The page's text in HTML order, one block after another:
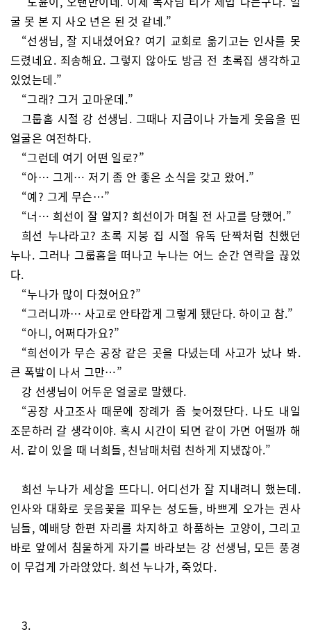
굴 못 본 지 사오 년은 된 것 같네.”
“선생님, 잘 지내셨어요? 여기 교회로 옮기고는 인사를 못
드렸네요. 죄송해요. 그렇지 않아도 방금 전 초록집 생각하고
있었는데.”
“그래? 그거 고마운데.”
그룹홈 시절 강 선생님. 그때나 지금이나 가늘게 웃음을 띤
얼굴은 여전하다.
“그런데 여기 어떤 일로?”
“아… 그게… 저기 좀 안 좋은 소식을 갖고 왔어.”
“예? 그게 무슨…”
“너… 희선이 잘 알지? 희선이가 며칠 전 사고를 당했어.”
희선 누나라고? 초록 지붕 집 시절 유독 단짝처럼 친했던
누나. 그러나 그룹홈을 떠나고 누나는 어느 순간 연락을 끊었
다.
“누나가 많이 다쳤어요?”
“그러니까… 사고로 안타깝게 그렇게 됐단다. 하이고 참.”
“아니, 어쩌다가요?”
“희선이가 무슨 공장 같은 곳을 다녔는데 사고가 났나 봐.
큰 폭발이 나서 그만…”
강 선생님이 어두운 얼굴로 말했다.
“공장 사고조사 때문에 장례가 좀 늦어졌단다. 나도 내일
조문하러 갈 생각이야. 혹시 시간이 되면 같이 가면 어떨까 해
서. 같이 있을 때 너희들, 친남매처럼 친하게 지냈잖아.”
희선 누나가 세상을 뜨다니. 어디선가 잘 지내려니 했는데.
인사와 대화로 웃음꽃을 피우는 성도들, 바쁘게 오가는 권사
님들, 예배당 한편 자리를 차지하고 하품하는 고양이, 그리고
바로 앞에서 침울하게 자기를 바라보는 강 선생님, 모든 풍경
이 무겁게 가라앉았다. 희선 누나가, 죽었다.
3.